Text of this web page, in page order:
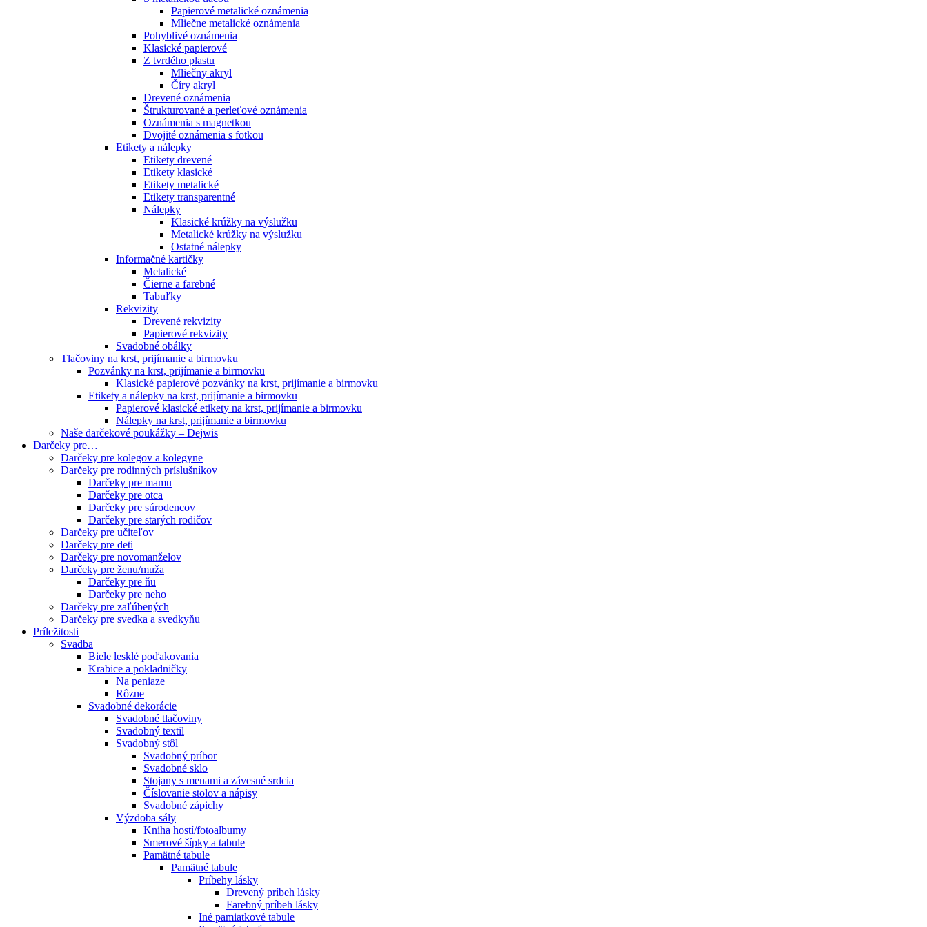
Papierové metalické oznámenia
Mliečne metalické oznámenia
Pohyblivé oznámenia
Klasické papierové
Z tvrdého plastu
Mliečny akryl
Číry akryl
Drevené oznámenia
Štrukturované a perleťové oznámenia
Oznámenia s magnetkou
Dvojité oznámenia s fotkou
Etikety a nálepky
Etikety drevené
Etikety klasické
Etikety metalické
Etikety transparentné
Nálepky
Klasické krúžky na výslužku
Metalické krúžky na výslužku
Ostatné nálepky
Informačné kartičky
Metalické
Čierne a farebné
Tabuľky
Rekvizity
Drevené rekvizity
Papierové rekvizity
Svadobné obálky
Tlačoviny na krst, prijímanie a birmovku
Pozvánky na krst, prijímanie a birmovku
Klasické papierové pozvánky na krst, prijímanie a birmovku
Etikety a nálepky na krst, prijímanie a birmovku
Papierové klasické etikety na krst, prijímanie a birmovku
Nálepky na krst, prijímanie a birmovku
Naše darčekové poukážky – Dejwis
Darčeky pre…
Darčeky pre kolegov a kolegyne
Darčeky pre rodinných príslušníkov
Darčeky pre mamu
Darčeky pre otca
Darčeky pre súrodencov
Darčeky pre starých rodičov
Darčeky pre učiteľov
Darčeky pre deti
Darčeky pre novomanželov
Darčeky pre ženu/muža
Darčeky pre ňu
Darčeky pre neho
Darčeky pre zaľúbených
Darčeky pre svedka a svedkyňu
Príležitosti
Svadba
Biele lesklé poďakovania
Krabice a pokladničky
Na peniaze
Rôzne
Svadobné dekorácie
Svadobné tlačoviny
Svadobný textil
Svadobný stôl
Svadobný príbor
Svadobné sklo
Stojany s menami a závesné srdcia
Číslovanie stolov a nápisy
Svadobné zápichy
Výzdoba sály
Kniha hostí/fotoalbumy
Smerové šípky a tabule
Pamätné tabule
Pamätné tabule
Príbehy lásky
Drevený príbeh lásky
Farebný príbeh lásky
Iné pamiatkové tabule